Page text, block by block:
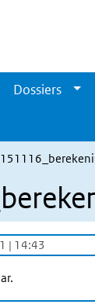
Dossiers
| 14:43